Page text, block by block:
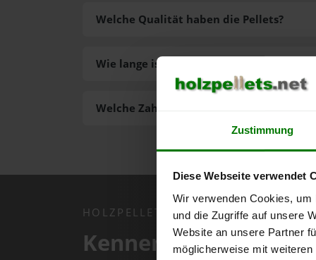
Zustimmung
Diese Webseite verwendet
Wir verwenden Cookies,
und die Zugriffe auf unsere
Website an unsere Partner
möglicherweise mit
Welche Zahlungsarten gibt es?
Welche Qualität haben die Pellets?
Wie lange ist die Lieferzeit der Pellets?
HOLZPELLETS.NET APP
Kennen Sie schon